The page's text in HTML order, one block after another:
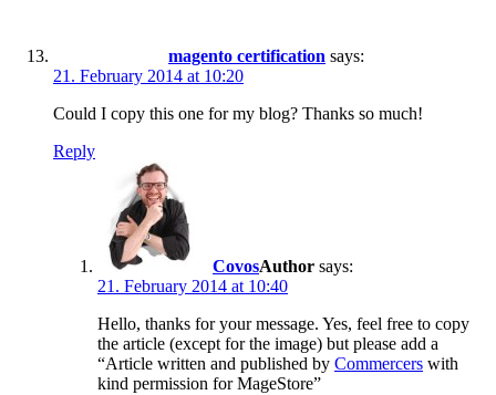
magento certification says:
21. February 2014 at 10:20
Could I copy this one for my blog? Thanks so much!
Reply
Covos
says:
21. February 2014 at 10:40
Hello, thanks for your message. Yes, feel free to copy
the article (except for the image) but please add a
“Article written and published by Commercers with
kind permission for MageStore”